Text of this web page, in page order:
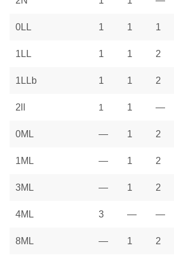
0LL 1 1 1
1LL 1 1 2
1LLb 1 1 2
2ll 1 1 —
0ML — 1 2
1ML — 1 2
3ML — 1 2
4ML 3 — —
8ML — 1 2